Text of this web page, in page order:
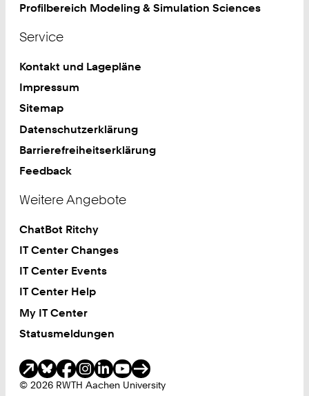
Profilbereich Modeling & Simulation Sciences
Service
Kontakt und Lagepläne
Impressum
Sitemap
Datenschutzerklärung
Barrierefreiheitserklärung
Feedback
Weitere Angebote
ChatBot Ritchy
IT Center Changes
IT Center Events
IT Center Help
My IT Center
Statusmeldungen
© 2026 RWTH Aachen University
Soziale Medien